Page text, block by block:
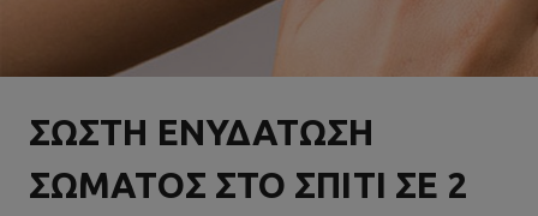
ΣΩΣΤΉ ΕΝΥΔΆΤΩΣΗ
ΣΏΜΑΤΟΣ ΣΤΟ ΣΠΊΤΙ ΣΕ 2